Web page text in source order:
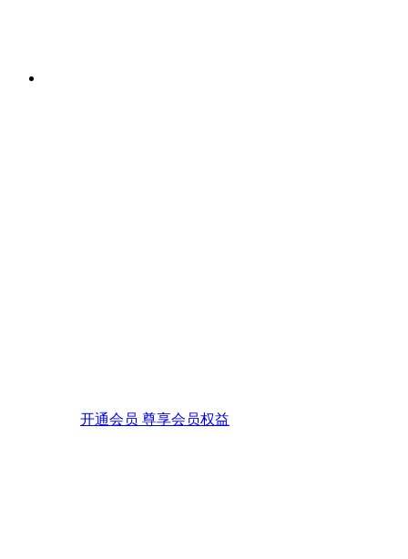
开通会员 尊享会员权益